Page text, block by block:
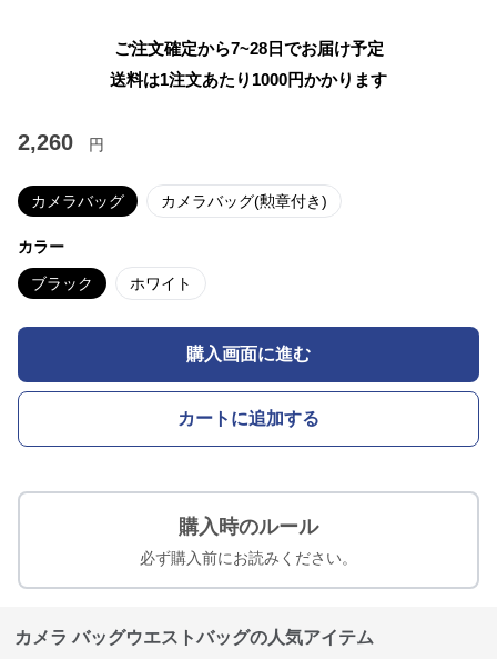
ご注文確定から7~28日でお届け予定
送料は1注文あたり 1000円かかります
2,260 円
カメラバッグ カメラバッグ(勲章付き)
カラー
ブラック ホワイト
購入画面に進む
カートに追加する
購入時のルール
必ず購入前にお読みください。
カメラ バッグウエストバッグの人気アイテム